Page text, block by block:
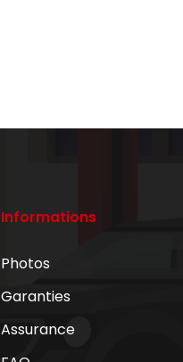
Informations
Photos
Garanties
Assurance